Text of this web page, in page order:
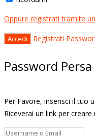
Oppure registrati tramite
Registrati
Password Persa
Per Favore, inserisci il tuo
Riceverai un link per